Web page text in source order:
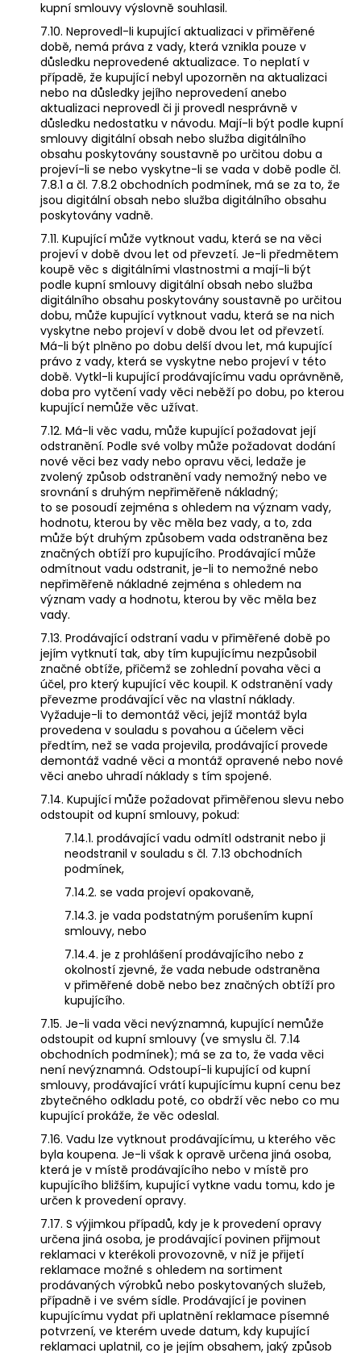
kupní smlouvy výslovně souhlasil.
7.10. Neprovedl-li kupující aktualizaci v přiměřené
době, nemá práva z vady, která vznikla pouze v
důsledku neprovedené aktualizace. To neplatí v
případě, že kupující nebyl upozorněn na aktualizaci
nebo na důsledky jejího neprovedení anebo
aktualizaci neprovedl či ji provedl nesprávně v
důsledku nedostatku v návodu. Mají-li být podle kupní
smlouvy digitální obsah nebo služba digitálního
obsahu poskytovány soustavně po určitou dobu a
projeví-li se nebo vyskytne-li se vada v době podle čl.
7.8.1 a čl. 7.8.2 obchodních podmínek, má se za to, že
jsou digitální obsah nebo služba digitálního obsahu
poskytovány vadně.
7.11. Kupující může vytknout vadu, která se na věci
projeví v době dvou let od převzetí. Je-li předmětem
koupě věc s digitálními vlastnostmi a mají-li být
podle kupní smlouvy digitální obsah nebo služba
digitálního obsahu poskytovány soustavně po určitou
dobu, může kupující vytknout vadu, která se na nich
vyskytne nebo projeví v době dvou let od převzetí.
Má-li být plněno po dobu delší dvou let, má kupující
právo z vady, která se vyskytne nebo projeví v této
době. Vytkl-li kupující prodávajícímu vadu oprávněně,
doba pro vytčení vady věci neběží po dobu, po kterou
kupující nemůže věc užívat.
7.12. Má-li věc vadu, může kupující požadovat její
odstranění. Podle své volby může požadovat dodání
nové věci bez vady nebo opravu věci, ledaže je
zvolený způsob odstranění vady nemožný nebo ve
srovnání s druhým nepřiměřeně nákladný;
to se posoudí zejména s ohledem na význam vady,
hodnotu, kterou by věc měla bez vady, a to, zda
může být druhým způsobem vada odstraněna bez
značných obtíží pro kupujícího. Prodávající může
odmítnout vadu odstranit, je-li to nemožné nebo
nepřiměřeně nákladné zejména s ohledem na
význam vady a hodnotu, kterou by věc měla bez
vady.
7.13. Prodávající odstraní vadu v přiměřené době po
jejím vytknutí tak, aby tím kupujícímu nezpůsobil
značné obtíže, přičemž se zohlední povaha věci a
účel, pro který kupující věc koupil. K odstranění vady
převezme prodávající věc na vlastní náklady.
Vyžaduje-li to demontáž věci, jejíž montáž byla
provedena v souladu s povahou a účelem věci
předtím, než se vada projevila, prodávající provede
demontáž vadné věci a montáž opravené nebo nové
věci anebo uhradí náklady s tím spojené.
7.14. Kupující může požadovat přiměřenou slevu nebo
odstoupit od kupní smlouvy, pokud:
7.14.1. prodávající vadu odmítl odstranit nebo ji
neodstranil v souladu s čl. 7.13 obchodních
podmínek,
7.14.2. se vada projeví opakovaně,
7.14.3. je vada podstatným porušením kupní
smlouvy, nebo
7.14.4. je z prohlášení prodávajícího nebo z
okolností zjevné, že vada nebude odstraněna
v přiměřené době nebo bez značných obtíží pro
kupujícího.
7.15. Je-li vada věci nevýznamná, kupující nemůže
odstoupit od kupní smlouvy (ve smyslu čl. 7.14
obchodních podmínek); má se za to, že vada věci
není nevýznamná. Odstoupí-li kupující od kupní
smlouvy, prodávající vrátí kupujícímu kupní cenu bez
zbytečného odkladu poté, co obdrží věc nebo co mu
kupující prokáže, že věc odeslal.
7.16. Vadu lze vytknout prodávajícímu, u kterého věc
byla koupena. Je-li však k opravě určena jiná osoba,
která je v místě prodávajícího nebo v místě pro
kupujícího bližším, kupující vytkne vadu tomu, kdo je
určen k provedení opravy.
7.17. S výjimkou případů, kdy je k provedení opravy
určena jiná osoba, je prodávající povinen přijmout
reklamaci v kterékoli provozovně, v níž je přijetí
reklamace možné s ohledem na sortiment
prodávaných výrobků nebo poskytovaných služeb,
případně i ve svém sídle. Prodávající je povinen
kupujícímu vydat při uplatnění reklamace písemné
potvrzení, ve kterém uvede datum, kdy kupující
reklamaci uplatnil, co je jejím obsahem, jaký způsob